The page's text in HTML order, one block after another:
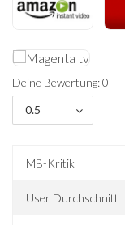
Deine Bewertung: 0
0.5
MB-Kritik
User Durchschnitt